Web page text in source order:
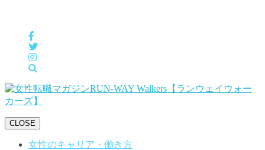
CLOSE
女性のキャリア・働き方